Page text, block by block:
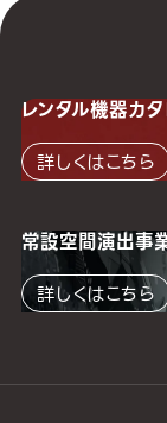
レンタル機器カ
詳しくはこちら
常設空間演出事
詳しくはこちら